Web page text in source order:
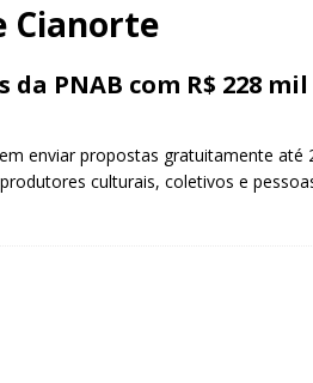
Cianorte
PNAB com R$ 228
enviar propostas gratuitamente até
culturais, coletivos e